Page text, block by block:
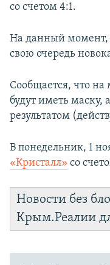
со счетом 4:1.
На данный момент,
свою очередь
Сообщается, что на
будут иметь маску,
результатом
В понедельник, 1
«Кристалл» со
Новости без
Крым.Реалии